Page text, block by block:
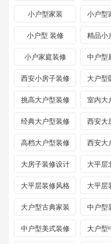
小户型家装 小户型
小户型 装修 精品小
小户家庭装修 中户型
西安小房子装修 大户型
挑高大户型装修 室内大
经典大户型装修 西安大
高档大户型装修 西安大
大房子装修设计 大平层
大平层装修风格 大平层
大户型古典家装 中户型
中户型美式装修 大户型